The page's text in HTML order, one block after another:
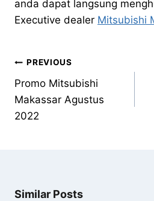
anda dapat langsung
Executive dealer Mitsubishi
PREVIOUS
Promo Mitsubishi
Makassar Agustus
2022
Similar Posts